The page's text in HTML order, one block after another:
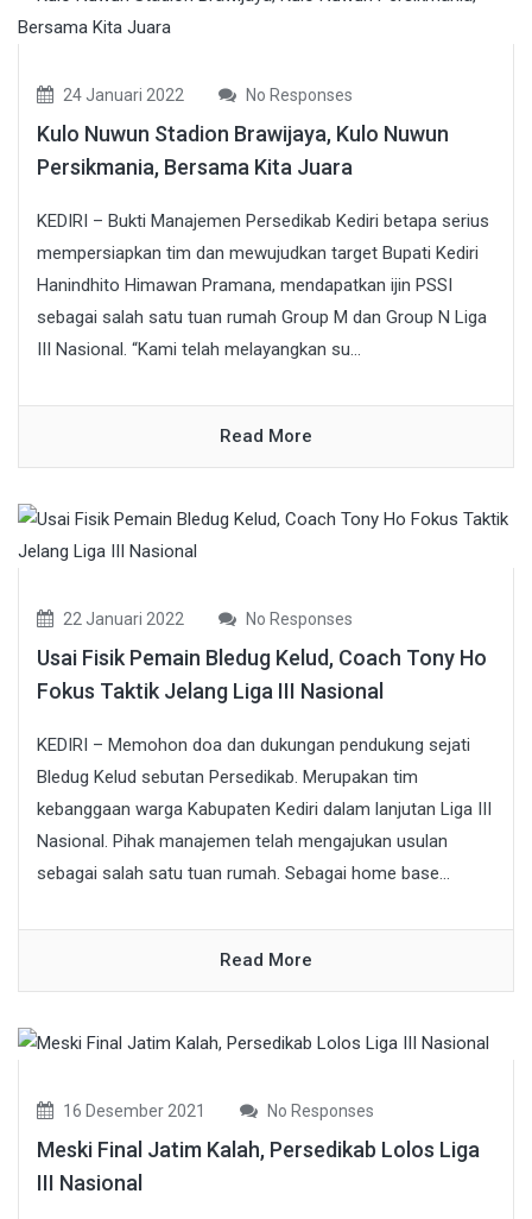
24 Januari 2022 No Responses
Kulo Nuwun Stadion Brawijaya, Kulo Nuwun
Persikmania, Bersama Kita Juara
KEDIRI – Bukti Manajemen Persedikab Kediri betapa serius
mempersiapkan tim dan mewujudkan target Bupati Kediri
Hanindhito Himawan Pramana, mendapatkan ijin PSSI
sebagai salah satu tuan rumah Group M dan Group N Liga
III Nasional. “Kami telah melayangkan su...
Read More
22 Januari 2022 No Responses
Usai Fisik Pemain Bledug Kelud, Coach Tony Ho
Fokus Taktik Jelang Liga III Nasional
KEDIRI – Memohon doa dan dukungan pendukung sejati
Bledug Kelud sebutan Persedikab. Merupakan tim
kebanggaan warga Kabupaten Kediri dalam lanjutan Liga III
Nasional. Pihak manajemen telah mengajukan usulan
sebagai salah satu tuan rumah. Sebagai home base...
Read More
16 Desember 2021 No Responses
Meski Final Jatim Kalah, Persedikab Lolos Liga
III Nasional